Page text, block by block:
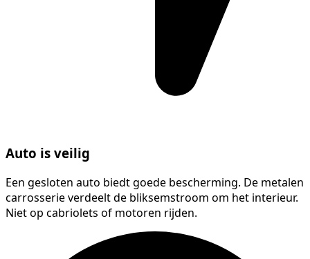
Auto is veilig
Een gesloten auto biedt goede bescherming. De metalen
carrosserie verdeelt de bliksemstroom om het interieur.
Niet op cabriolets of motoren rijden.